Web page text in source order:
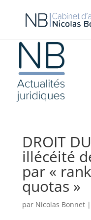
DROIT
illécéité
par «
quotas »
par Nicolas Bonnet|